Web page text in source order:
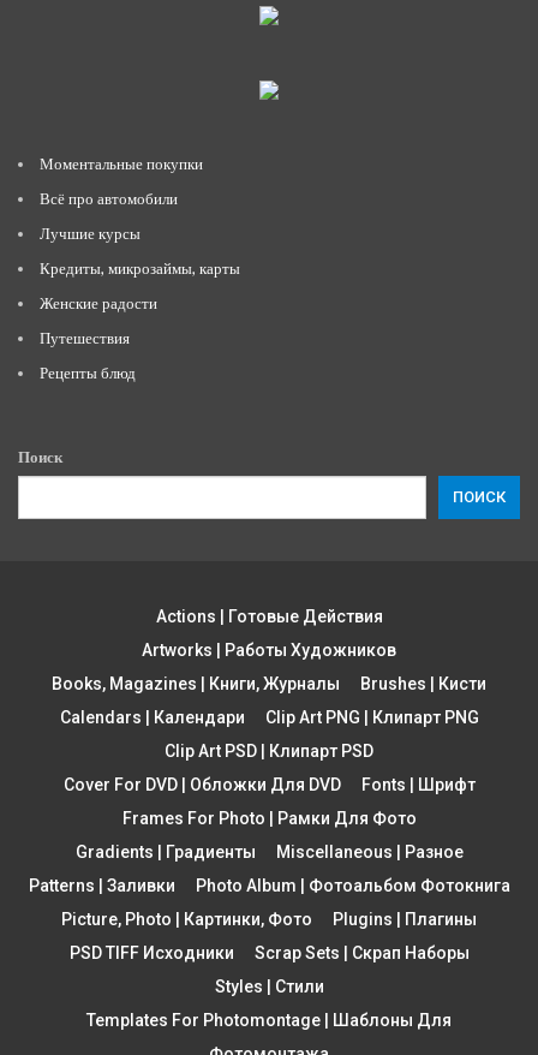
Моментальные покупки
Всё про автомобили
Лучшие курсы
Кредиты, микрозаймы, карты
Женские радости
Путешествия
Рецепты блюд
Поиск
ПОИСК
Actions | Готовые Действия
Artworks | Работы Художников
Books, Magazines | Книги, Журналы
Brushes | Кисти
Calendars | Календари
Clip Art PNG | Клипарт PNG
Clip Art PSD | Клипарт PSD
Cover For DVD | Обложки Для DVD
Fonts | Шрифт
Frames For Photo | Рамки Для Фото
Gradients | Градиенты
Miscellaneous | Разное
Patterns | Заливки
Photo Album | Фотоальбом Фотокнига
Picture, Photo | Картинки, Фото
Plugins | Плагины
PSD TIFF Исходники
Scrap Sets | Скрап Наборы
Styles | Стили
Templates For Photomontage | Шаблоны Для